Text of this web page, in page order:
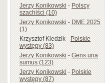
Jerzy Konikowski-Polscy
szachiści (10)
Jerzy Konikowski-DME 2025
(1)
Krzysztof Kledzik-Polskie
występy (83)
Jerzy Konikowski-Gens una
sumus (123)
Jerzy Konikowski-Polskie
występy (87)